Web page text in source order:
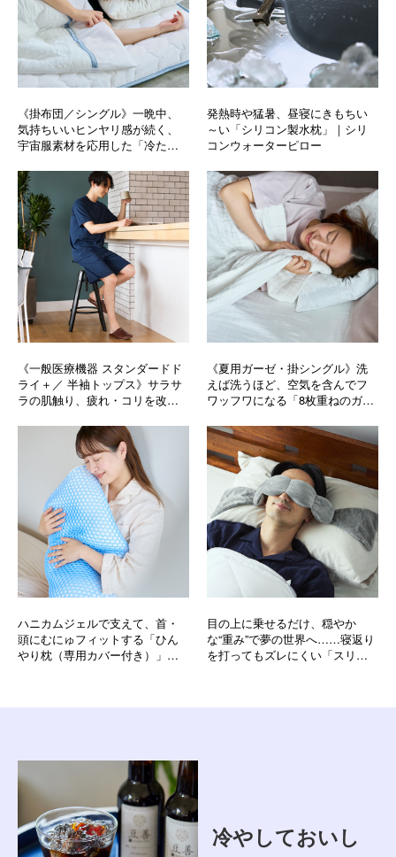
《掛布団／シングル》一晩中、
気持ちいいヒンヤリ感が続く、
宇宙服素材を応用した「冷たい
発熱時や猛暑、昼寝にきもちい
～い「シリコン製水枕」｜シリ
コンウォーターピロー
《一般医療機器 スタンダードド
ライ＋／ 半袖トップス》サラサ
ラの肌触り、疲れ・コリを改善
VENEX
《夏用ガーゼ・掛シングル》洗
えば洗うほど、空気を含んでフ
ワッフワになる「8枚重ねのガー
ハニカムジェルで支えて、首・
頭にむにゅフィットする「ひん
やり枕（専用カバー付き）」｜
目の上に乗せるだけ、穏やか
な“重み”で夢の世界へ……寝返り
を打ってもズレにくい「スリー
冷やしておいし